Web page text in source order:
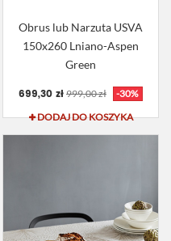
Obrus lub Narzuta USVA
150x260 Lniano-Aspen
Green
699,30 zł 999,00 zł
-30%
DODAJ DO KOSZYKA